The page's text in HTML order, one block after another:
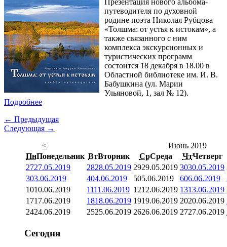
Презентация нового альбома-
путеводителя по духовной
родине поэта Николая Рубцова
«Толшма: от устья к истокам», а
также связанного с ним
комплекса экскурсионных и
туристических программ
состоится 18 декабря в 18.00 в
Областной библиотеке им. И. В.
Бабушкина (ул. Марии
Ульяновой, 1, зал № 12).
Подробнее
← Предыдущая
Следующая →
<
Июнь 2019
ПнПонедельник ВтВторник СрСреда ЧтЧетверг
2727.05.2019 2828.05.2019 2929.05.2019 3030.05.2019
303.06.2019 404.06.2019 505.06.2019 606.06.2019
1010.06.2019 1111.06.2019 1212.06.2019 1313.06.2019
1717.06.2019 1818.06.2019 1919.06.2019 2020.06.2019
2424.06.2019 2525.06.2019 2626.06.2019 2727.06.2019
Сегодня